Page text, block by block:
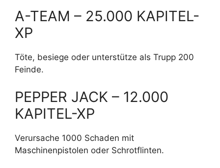
A-TEAM – 25.000 KAPITEL-
XP
Töte, besiege oder unterstütze als Trupp 200
Feinde.
PEPPER JACK – 12.000
KAPITEL-XP
Verursache 1000 Schaden mit
Maschinenpistolen oder Schrotflinten.